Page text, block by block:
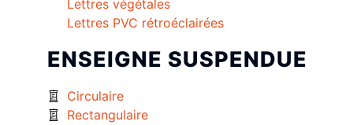
Lettres végétales
Lettres PVC rétroéclairées
ENSEIGNE SUSPENDUE
Circulaire
Rectangulaire